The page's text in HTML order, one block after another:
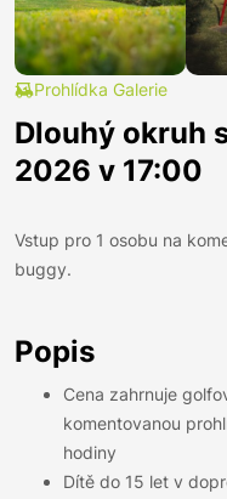
Prohlídka Galerie
Dlouhý okruh
2026 v 17:00
Vstup pro 1 osobu na
buggy.
Popis
Cena zahrnuje
komentovanou
hodiny
Dítě do 15 let v